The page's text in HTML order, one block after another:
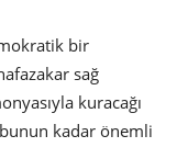
bir
sağ
kuracağı
kadar önemli